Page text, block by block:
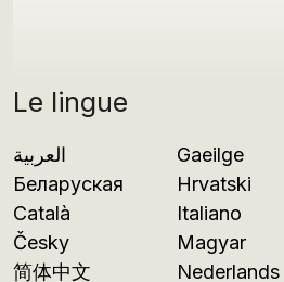
Le lingue
العربية
Беларуская
Català
Česky
简体中文
Gaeilge
Hrvatski
Italiano
Magyar
Nederlands